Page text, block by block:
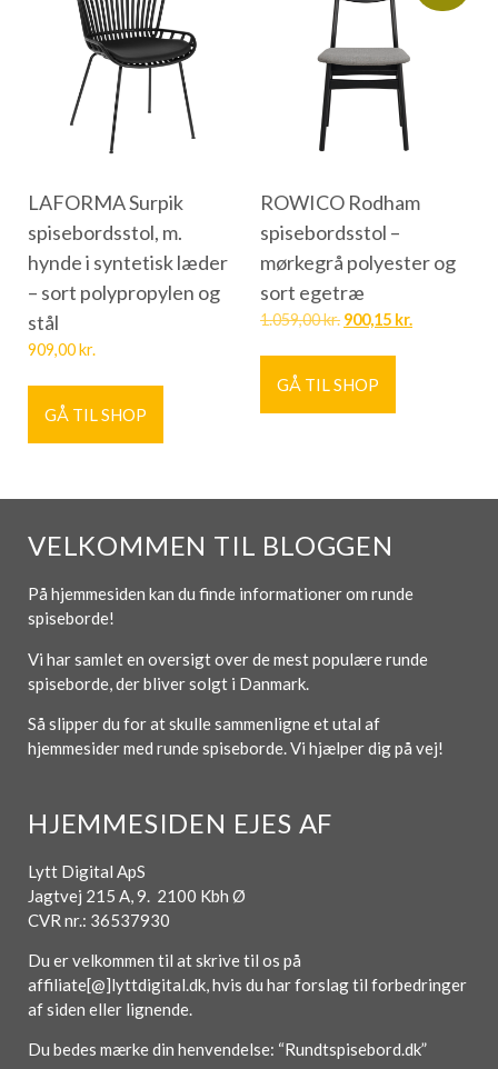
LAFORMA Surpik
spisebordsstol, m.
hynde i syntetisk læder
– sort polypropylen og
stål
909,00kr.
GÅ TIL SHOP
ROWICO Rodham
spisebordsstol –
mørkegrå polyester og
sort egetræ
1.059,00kr. 900,15 kr.
GÅ TIL SHOP
VELKOMMEN TIL BLOGGEN
På hjemmesiden kan du finde informationer om runde
spiseborde!
Vi har samlet en oversigt over de mest populære runde
spiseborde, der bliver solgt i Danmark.
Så slipper du for at skulle sammenligne et utal af
hjemmesider med runde spiseborde. Vi hjælper dig på vej!
HJEMMESIDEN EJES AF
Lytt Digital ApS
Jagtvej 215 A, 9. 2100 Kbh Ø
CVR nr.: 36537930
Du er velkommen til at skrive til os på
affiliate[@]lyttdigital.dk, hvis du har forslag til forbedringer
af siden eller lignende.
Du bedes mærke din henvendelse: “Rundtspisebord.dk”